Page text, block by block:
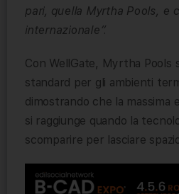
pari, quella Myrtha Pools, e
internazionale”.
Con WellGate, Myrtha Pools
standard per gli ambienti
dimostrando che la massima
si raggiunge quando la
scomparire per lasciare